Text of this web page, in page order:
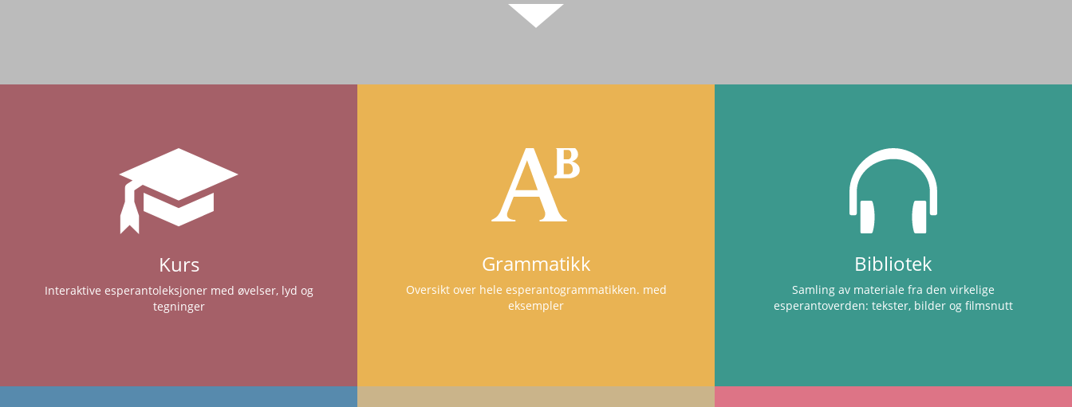
Kurs
Interaktive esperantoleksjoner med øvelser, lyd og
tegninger
Grammatikk
Oversikt over hele esperantogrammatikken. med
eksempler
Bibliotek
Samling av materiale fra den virkelige
esperantoverden: tekster, bilder og filmsnutt